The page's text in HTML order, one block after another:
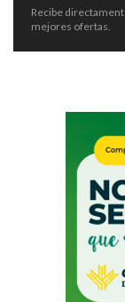
Recibe
mejores ofertas.